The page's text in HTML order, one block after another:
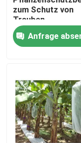
Zu Hause
Produkte
zum Schutz von
Trauben
Anfrage